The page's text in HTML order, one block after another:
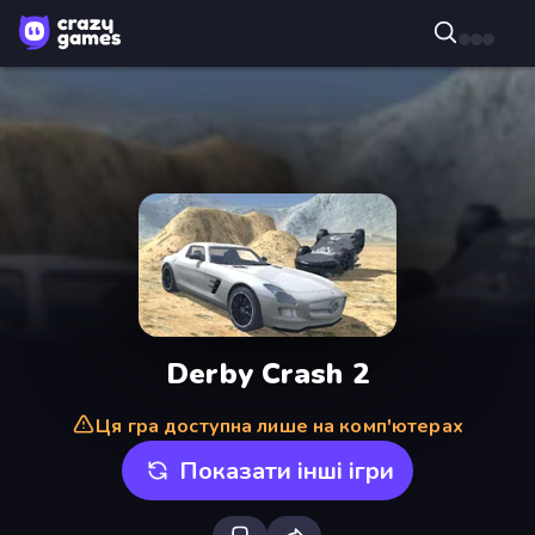
Derby Crash 2
Ця гра доступна лише на комп'ютерах
Показати інші ігри